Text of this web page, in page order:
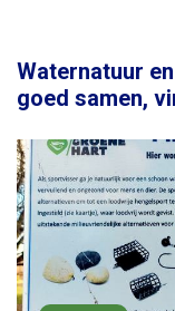
Waternatuur
goed samen,